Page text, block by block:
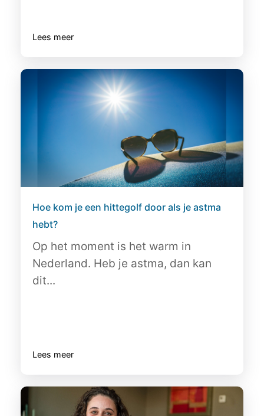
Lees meer
Hoe kom je een hittegolf door als je astma
hebt?
Op het moment is het warm in
Nederland. Heb je astma, dan kan
dit...
Lees meer